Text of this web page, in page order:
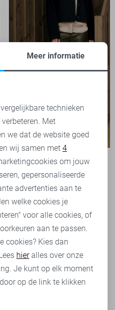
Lady Day Broek
89,95
Meer informatie
technieken
Met
we dat de website goed
wij samen met 4
om jouw
gepersonaliseerde
advertenties aan te
welke cookies je
voor alle cookies, of
aan te passen.
cookies? Kies dan
hieralles over onze
Je kunt op elk moment
op de link te klikken